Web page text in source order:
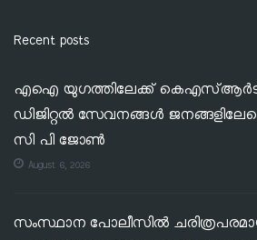
Recent posts
എഐ യുഗത്തിലേക്ക്
ഡിജിറ്റൽ സേവനങ്ങൾ
സി പി ജോൺ
August 6, 2026
സംസ്ഥാന പോലീസിൽ ചരിത്രപരമായ